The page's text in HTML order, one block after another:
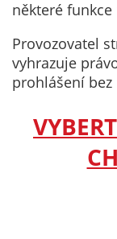
některé
Provozovatel
vyhrazuje
prohlášení
zájmech, tak
profily. Na
není zpravidla
možná
bezprostřední